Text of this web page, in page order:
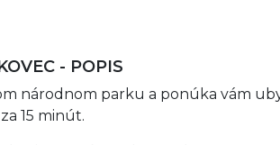
- POPIS
národnom parku a ponúka vám
15 minút.